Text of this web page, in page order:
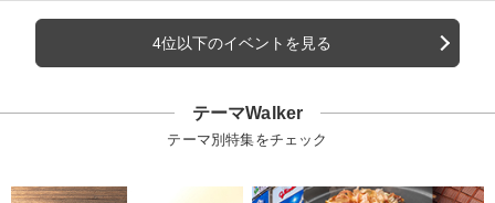
4位以下のイベントを見る
テーマWalker
テーマ別特集をチェック